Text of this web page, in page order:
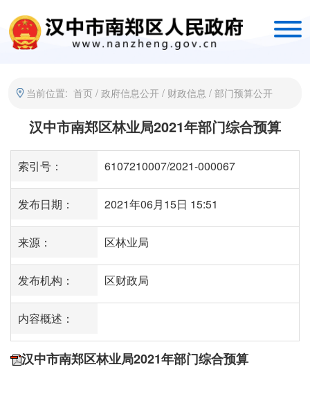
当前位置: 首页 / 政府信息公开 / 财政信息 / 部门预算公开
汉中市南郑区林业局2021年部门综合预算
索引号： 6107210007/2021-000067
发布日期： 2021年06月15日 15:51
来源： 区林业局
发布机构： 区财政局
内容概述：
汉中市南郑区林业局2021年部门综合预算